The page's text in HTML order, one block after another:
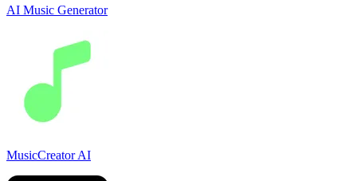
AI Music Generator
MusicCreator AI